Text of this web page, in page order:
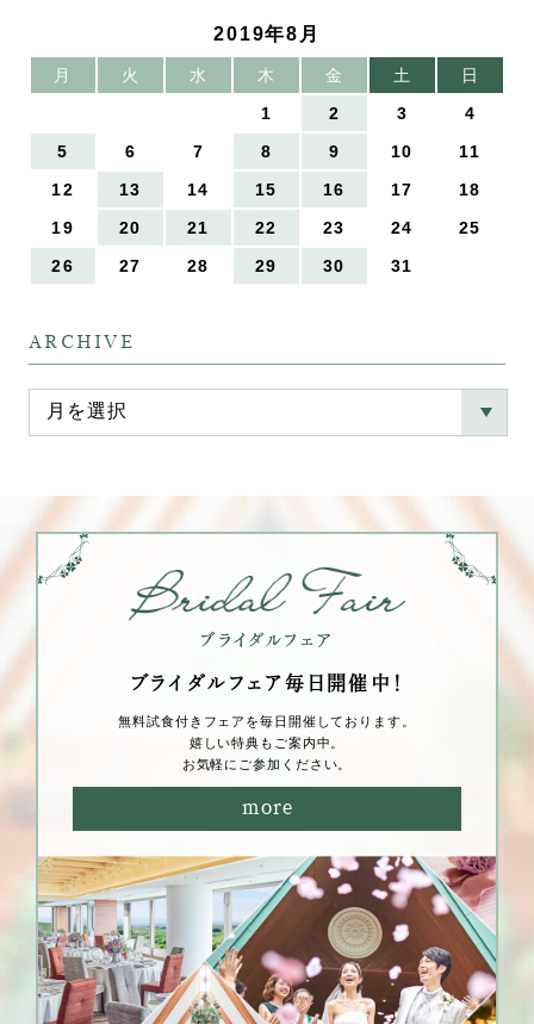
2019年8月
月 火 水 木 金 土
日
1
2 3
4
5
6 7 8 9 10
11
12
13 14 15 16 17
18
19
20 21 22 23 24
25
26
27 28 29 30 31
ARCHIVE
ブライダルフェア毎⽇開催中！
無料試⾷付きフェアを毎⽇開催しております。
嬉しい特典もご案内中。
お気軽にご参加ください。
more